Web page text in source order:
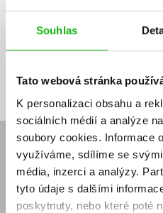
Souhlas
Tato webová stránka
K personalizaci obsahu a
sociálních médií a analýze
soubory cookies. Informace
využíváme, sdílíme se
média, inzerci a analýzy.
tyto údaje s dalšími
poskytnuty, nebo které poté
Zajímá Vás, jaký knižní hit právě
sleva, jaká běží soutěž o ceny?
souhlasíte se
mailová
adresa
mailová
adresa
Vaše e-mailová adresa
E-SHOP
Aktuality
Naši autoři
Obchodní podmínky